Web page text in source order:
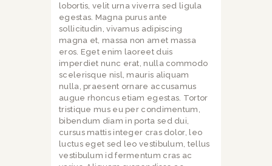
lobortis, velit urna viverra sed ligula
egestas. Magna purus ante
sollicitudin, vivamus adipiscing
magna et, massa non amet massa
eros. Eget enim laoreet duis
imperdiet nunc erat, nulla commodo
scelerisque nisl, mauris aliquam
nulla, praesent ornare accusamus
augue rhoncus etiam egestas. Tortor
tristique mus eu per condimentum,
bibendum diam in porta sed dui,
cursus mattis integer cras dolor, leo
luctus eget sed leo vestibulum, tellus
vestibulum id fermentum cras ac